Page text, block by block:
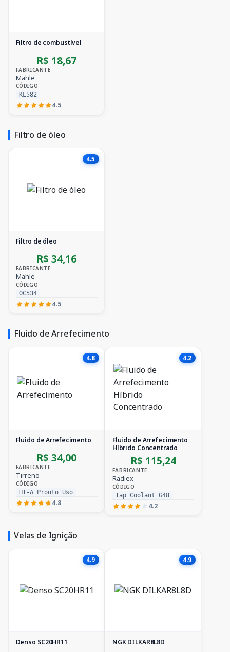
Filtro de combustível
R$ 18,67
FABRICANTE
Mahle
CÓDIGO
KL582
4.5
Filtro de óleo
4.5
Filtro de óleo
R$ 34,16
FABRICANTE
Mahle
CÓDIGO
OC534
4.5
Fluido de Arrefecimento
4.8
Fluido de Arrefecimento
R$ 34,00
FABRICANTE
Tirreno
CÓDIGO
HT-A Pronto Uso
4.8
4.2
Fluido de Arrefecimento
Híbrido Concentrado
R$ 115,24
FABRICANTE
Radiex
CÓDIGO
Tap Coolant G48
4.2
Velas de Ignição
4.9
Denso SC20HR11
4.9
NGK DILKAR8L8D